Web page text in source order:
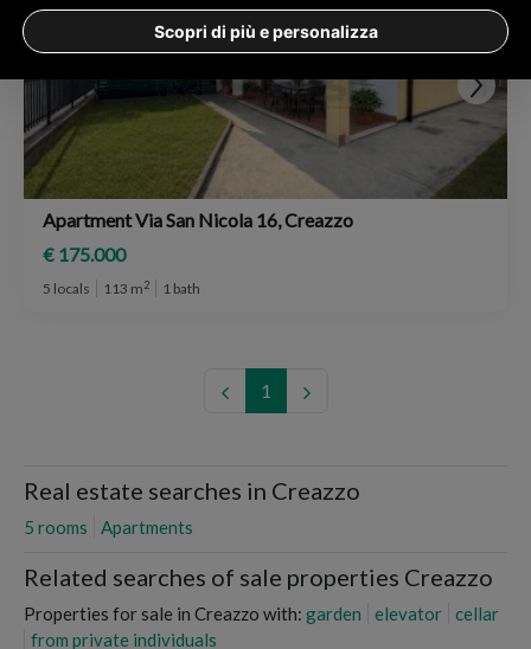
Apartment Via San Nicola 16, Creazzo
€ 175.000
5 locals 113 m2 1 bath
1
Real estate searches in Creazzo
5 rooms Apartments
Related searches of sale properties Creazzo
Properties for sale in Creazzo with: garden elevator
cellar
from private individuals
Scopri di più e personalizza